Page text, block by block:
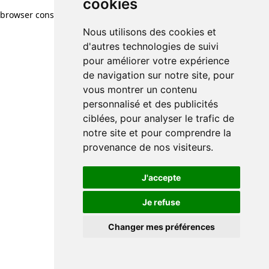
cookies
Nous utilisons des cookies et
d'autres technologies de suivi
pour améliorer votre expérience
de navigation sur notre site, pour
vous montrer un contenu
personnalisé et des publicités
ciblées, pour analyser le trafic de
notre site et pour comprendre la
provenance de nos visiteurs.
J'accepte
Je refuse
Changer mes préférences
browser console for more information)